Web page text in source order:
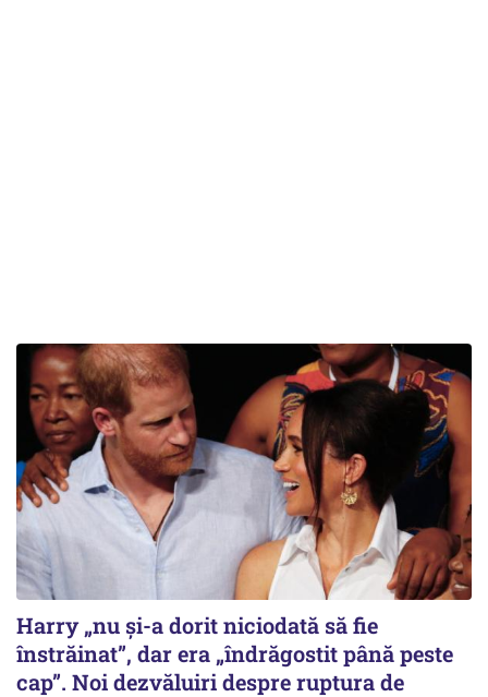
Harry „nu și-a dorit niciodată să fie
înstrăinat”, dar era „îndrăgostit până peste
cap”. Noi dezvăluiri despre ruptura de